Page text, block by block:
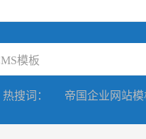
热搜词： 帝国企业网站模